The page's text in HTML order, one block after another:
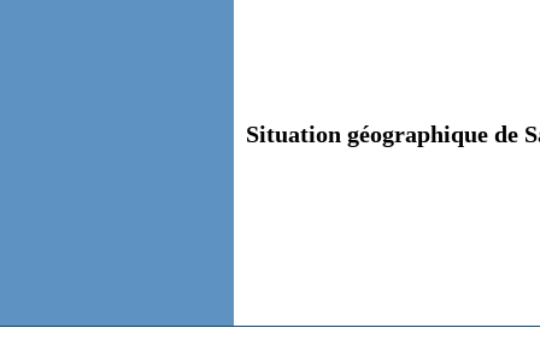
Situation géographique de